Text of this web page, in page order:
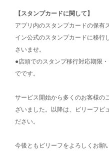
【スタンプカードに関して】
アプリ内のスタンプカードの保有
イン公式のスタンプカードに移行
さいませ。
●店頭でのスタンプ移行対応期限・
でです。
サービス開始から多くのお客様の
ざいました。以降は、ビリーフビ
ださい。
今後ともビリーフをよろしくお願